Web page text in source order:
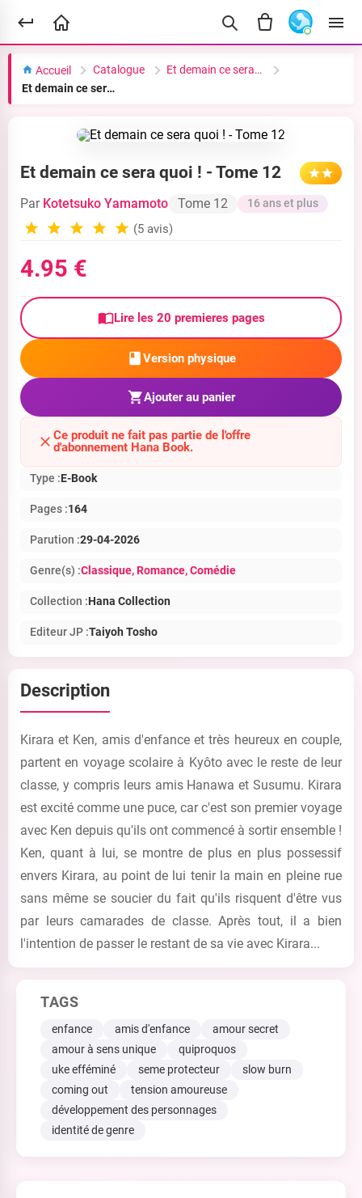
Accueil Catalogue
Et demain ce sera quoi !
Et demain ce sera quoi ! - Tome 12
Et demain ce sera quoi ! - Tome 12
Par Kotetsuko Yamamoto Tome 12 16 ans et plus
(5 avis)
4.95 €
Lire les 20 premieres pages
Version physique
Ajouter au panier
Ce produit ne fait pas partie de l'offre
d'abonnement Hana Book.
Type :E-Book
Pages :164
Parution :29-04-2026
Genre(s) :Classique, Romance, Comédie
Collection :Hana Collection
Editeur JP :Taiyoh Tosho
Description
Kirara et Ken, amis d'enfance et très heureux en couple,
partent en voyage scolaire à Kyôto avec le reste de leur
classe, y compris leurs amis Hanawa et Susumu. Kirara
est excité comme une puce, car c'est son premier voyage
avec Ken depuis qu'ils ont commencé à sortir ensemble !
Ken, quant à lui, se montre de plus en plus possessif
envers Kirara, au point de lui tenir la main en pleine rue
sans même se soucier du fait qu'ils risquent d'être vus
par leurs camarades de classe. Après tout, il a bien
l'intention de passer le restant de sa vie avec Kirara...
TAGS
enfance amis d'enfance
amour secret
amour à sens unique
quiproquos
uke efféminé
seme protecteur
slow burn
coming out
tension amoureuse
développement des personnages
identité de genre